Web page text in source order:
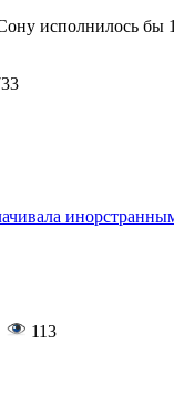
исполнилось бы
113